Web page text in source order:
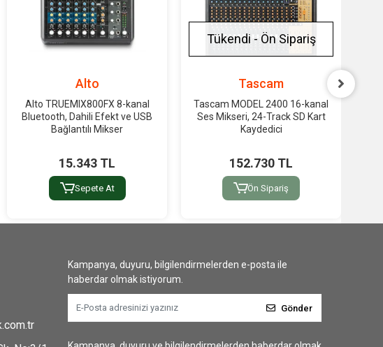
Alto
Alto TRUEMIX800FX 8-kanal
Bluetooth, Dahili Efekt ve USB
Bağlantılı Mikser
15.343 TL
Sepete At
Tükendi - Ön Sipariş
Tascam
Tascam MODEL 2400 16-kanal
Ses Mikseri, 24-Track SD Kart
Kaydedici
152.730 TL
Ön Sipariş
Kampanya, duyuru, bilgilendirmelerden e-posta ile
haberdar olmak istiyorum.
Gönder